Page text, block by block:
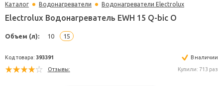
Каталог Водонагреватели Водонагреватели Electrolux
Electrolux Водонагреватель EWH 15 Q-bic O
Объем (л): 10